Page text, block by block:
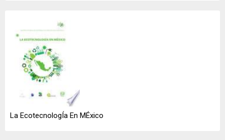
La EcotecnologÍa En MÉxico